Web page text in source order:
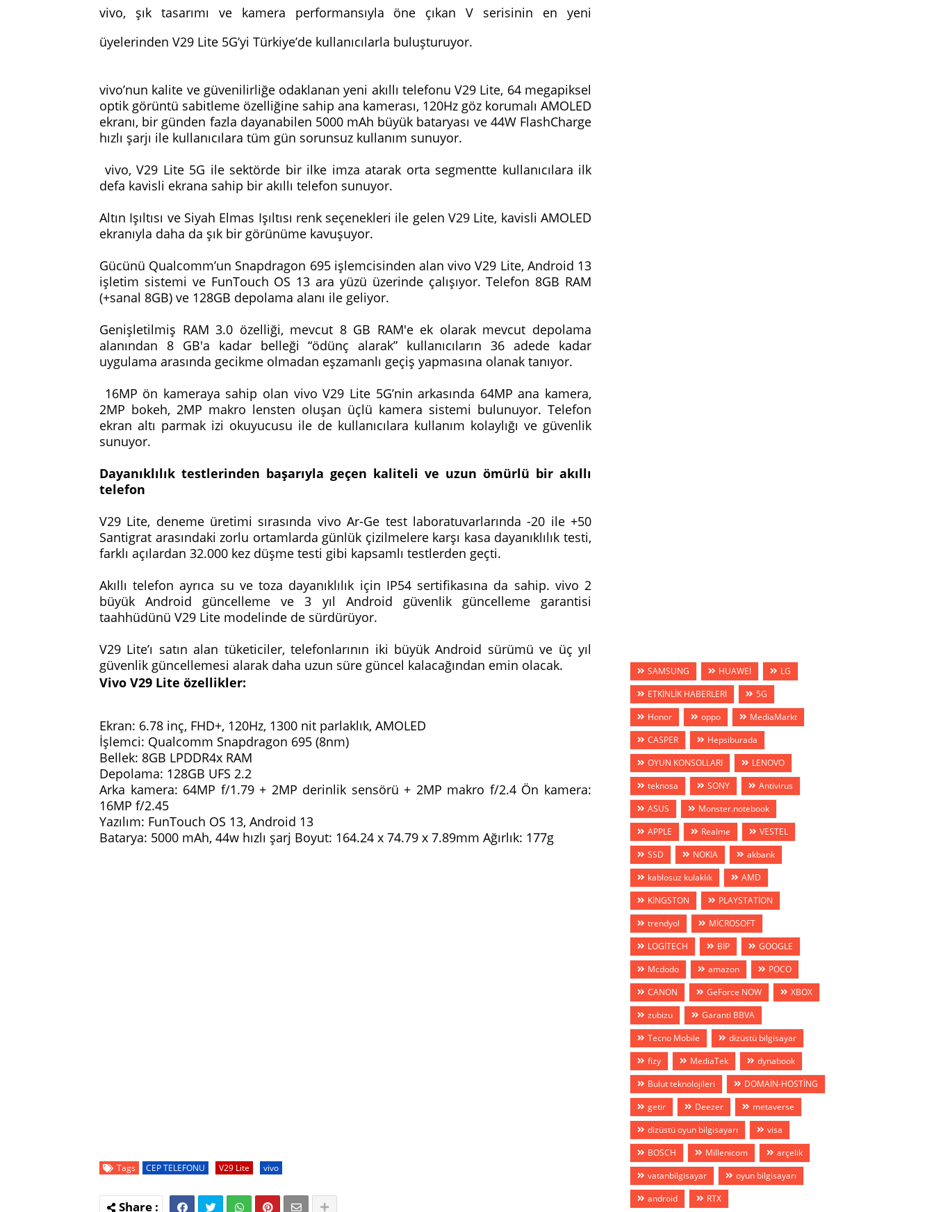
vivo, şık tasarımı ve kamera performansıyla öne çıkan V serisinin en yeni
üyelerinden V29 Lite 5G’yi Türkiye’de kullanıcılarla buluşturuyor.
vivo’nun kalite ve güvenilirliğe odaklanan yeni akıllı telefonu V29 Lite, 64 megapiksel
optik görüntü sabitleme özelliğine sahip ana kamerası, 120Hz göz korumalı AMOLED
ekranı, bir günden fazla dayanabilen 5000 mAh büyük bataryası ve 44W FlashCharge
hızlı şarjı ile kullanıcılara tüm gün sorunsuz kullanım sunuyor.
vivo, V29 Lite 5G ile sektörde bir ilke imza atarak orta segmentte kullanıcılara ilk
defa kavisli ekrana sahip bir akıllı telefon sunuyor.
Altın Işıltısı ve Siyah Elmas Işıltısı renk seçenekleri ile gelen V29 Lite, kavisli AMOLED
ekranıyla daha da şık bir görünüme kavuşuyor.
Gücünü Qualcomm’un Snapdragon 695 işlemcisinden alan vivo V29 Lite, Android 13
işletim sistemi ve FunTouch OS 13 ara yüzü üzerinde çalışıyor. Telefon 8GB RAM
(+sanal 8GB) ve 128GB depolama alanı ile geliyor.
Genişletilmiş RAM 3.0 özelliği, mevcut 8 GB RAM'e ek olarak mevcut depolama
alanından 8 GB'a kadar belleği “ödünç alarak” kullanıcıların 36 adede kadar
uygulama arasında gecikme olmadan eşzamanlı geçiş yapmasına olanak tanıyor.
16MP ön kameraya sahip olan vivo V29 Lite 5G’nin arkasında 64MP ana kamera,
2MP bokeh, 2MP makro lensten oluşan üçlü kamera sistemi bulunuyor. Telefon
ekran altı parmak izi okuyucusu ile de kullanıcılara kullanım kolaylığı ve güvenlik
sunuyor.
Dayanıklılık testlerinden başarıyla geçen kaliteli ve uzun ömürlü bir akıllı
telefon
V29 Lite, deneme üretimi sırasında vivo Ar-Ge test laboratuvarlarında -20 ile +50
Santigrat arasındaki zorlu ortamlarda günlük çizilmelere karşı kasa dayanıklılık testi,
farklı açılardan 32.000 kez düşme testi gibi kapsamlı testlerden geçti.
Akıllı telefon ayrıca su ve toza dayanıklılık için IP54 sertifikasına da sahip. vivo 2
büyük Android güncelleme ve 3 yıl Android güvenlik güncelleme garantisi
taahhüdünü V29 Lite modelinde de sürdürüyor.
V29 Lite’ı satın alan tüketiciler, telefonlarının iki büyük Android sürümü ve üç yıl
güvenlik güncellemesi alarak daha uzun süre güncel kalacağından emin olacak.
Vivo V29 Lite özellikler:
Ekran: 6.78 inç, FHD+, 120Hz, 1300 nit parlaklık, AMOLED
İşlemci: Qualcomm Snapdragon 695 (8nm)
Bellek: 8GB LPDDR4x RAM
Depolama: 128GB UFS 2.2
Arka kamera: 64MP f/1.79 + 2MP derinlik sensörü + 2MP makro f/2.4 Ön kamera:
16MP f/2.45
Yazılım: FunTouch OS 13, Android 13
Batarya: 5000 mAh, 44w hızlı şarj Boyut: 164.24 x 74.79 x 7.89mm Ağırlık: 177g
Tags CEP TELEFONU V29 Lite vivo
SAMSUNG HUAWEİ
LG
ETKİNLİK HABERLERİ
5G
Honor
oppo
MediaMarkt
CASPER
Hepsiburada
OYUN KONSOLLARI
LENOVO
teknosa
SONY
Antivirus
ASUS
Monster.notebook
APPLE
Realme
VESTEL
SSD
NOKIA
akbank
kablosuz kulaklık
AMD
KİNGSTON
PLAYSTATİON
trendyol
MİCROSOFT
LOGİTECH
BİP
GOOGLE
Mcdodo
amazon
POCO
CANON
GeForce NOW
XBOX
zubizu
Garanti BBVA
Tecno Mobile
dizüstü bilgisayar
fizy
MediaTek
dynabook
Bulut teknolojileri
DOMAİN-HOSTİNG
getir
Deezer
metaverse
dizüstü oyun bilgisayarı
visa
BOSCH
Millenicom
arçelik
vatanbilgisayar
oyun bilgisayarı
android
RTX